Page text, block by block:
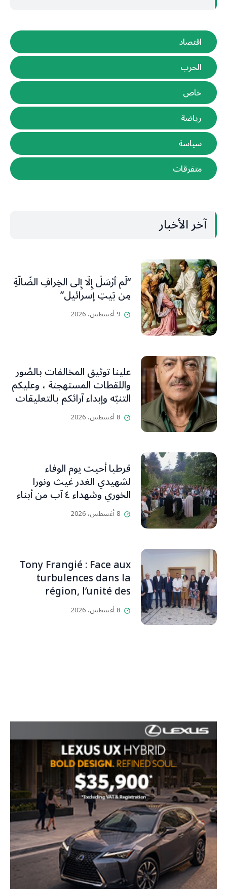
اقتصاد
الحرب
خاص
رياضة
سياسة
متفرقات
آخر الأخبار
“لَم أُرْسَلْ إِلَّا إِلى الخِرافِ الضَّالَّةِ
مِن بَيتِ إسرائيل”
9 أغسطس، 2026
علينا توثيق المخالفات بالصُور
واللقطات المستهجنة ، وعليكم
التنبّه وإبداء آرائكم بالتعليقات
(جورج صبّاغ)
8 أغسطس، 2026
قرطبا أحيت يوم الوفاء
لشهيدي الغدر غيث ونورا
الخوري وشهداء ٤ آب من أبناء
البلدة.. كارين الخوري افرام: لقد
كان بيتنا، بوجود والدي، ينبض
إقفاله لكنه لم يستطع لأنه
بيت رسالة وتاريخ وإيمان وقيم
مستمرة (صور وVideo)
8 أغسطس، 2026
Tony Frangié : Face aux
turbulences dans la
région, l’unité des
Libanais est primordiale
L’OLJ / Par Scarlett
8 أغسطس، 2026